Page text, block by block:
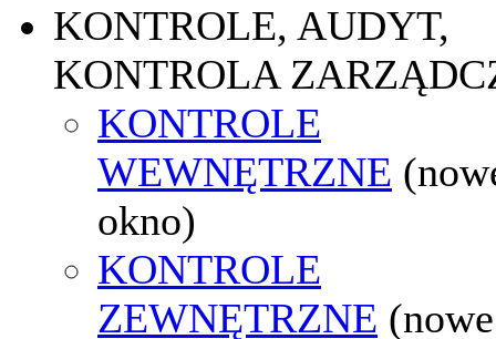
KONTROLE, AUDYT,
KONTROLA
KONTROLE
WEWNĘTRZNE
okno)
KONTROLE
ZEWNĘTRZNE (nowe